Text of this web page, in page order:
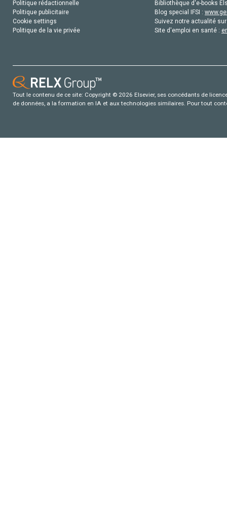
Politique rédactionnelle
Politique publicitaire
Cookie settings
Politique de la vie privée
Bibliothèque d'e-books
Blog special IFSI :
Suivez notre actualité
Site d'emploi en santé :
Tout le contenu de ce site: Copyright © 2026 Elsevier, ses concédants de
de données, a la formation en IA et aux technologies similaires. Pour tout